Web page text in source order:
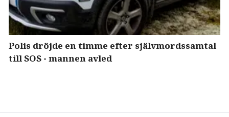
Polis dröjde en timme efter självmordssamtal
till SOS - mannen avled